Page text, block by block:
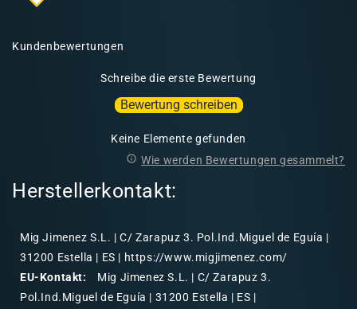
Kundenbewertungen
Schreibe die erste Bewertung
Bewertung schreiben
Keine Elemente gefunden
Wie werden Bewertungen gesammelt?
Herstellerkontakt:
Mig Jimenez S.L. | C/ Zarapuz 3. Pol.Ind.Miguel de Eguía |
31200 Estella | ES | https://www.migjimenez.com/
EU-Kontakt:
Mig Jimenez S.L. | C/ Zarapuz 3.
Pol.Ind.Miguel de Eguía | 31200 Estella | ES |